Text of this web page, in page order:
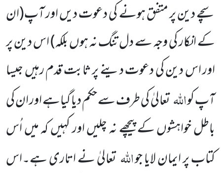
سچے دین پر متفق ہونے کی دعوت دیں اور آپ(ان
کے انکار کی وجہ سے دل تنگ نہ ہوں بلکہ)اس دین پر
اور اس دین کی دعوت دینے پر ثابت قدم رہیں جیسا
آپ کواللہتعالیٰ کی طرف سے حکم دیا گیاہے اور ان کی
باطل خواہشوں کے پیچھے نہ چلیں اور کہیں کہ میں اُس
کتاب پر ایمان لایا جواللہتعالیٰ نے اتاری ہے۔اس